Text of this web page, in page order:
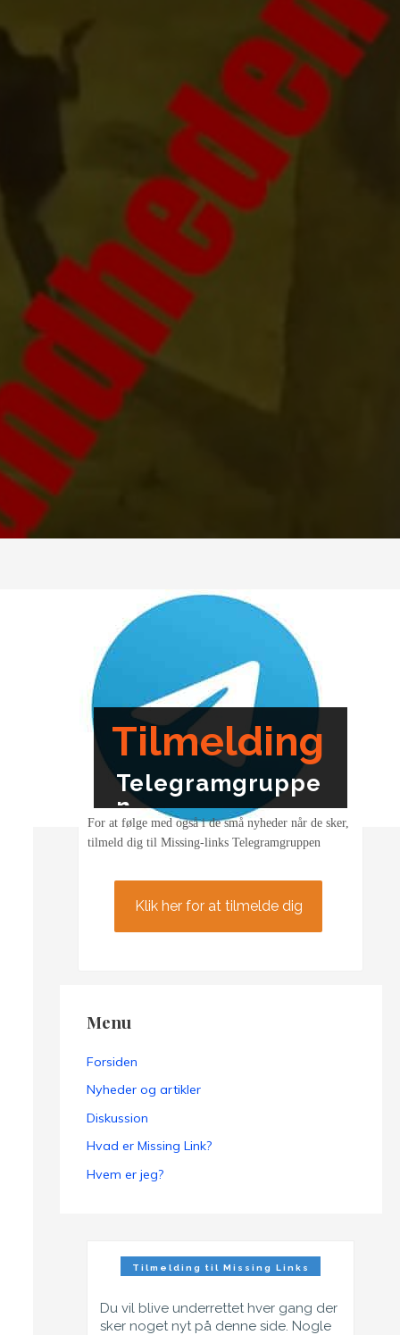
Tilmelding
Telegramgruppe
n
For at følge med også i de små nyheder når de sker,
tilmeld dig til Missing-links Telegramgruppen
Klik her for at tilmelde dig
Menu
Forsiden
Nyheder og artikler
Diskussion
Hvad er Missing Link?
Hvem er jeg?
Du vil blive underrettet hver gang der
sker noget nyt på denne side. Nogle
Tilmelding til Missing Links